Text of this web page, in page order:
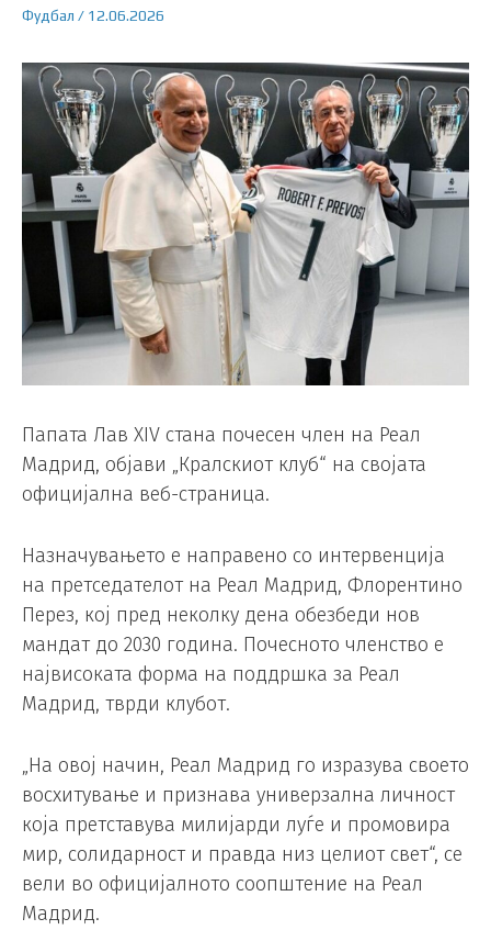
Фудбал / 12.06.2026
Папата Лав XIV стана почесен член на Реал
Мадрид, објави „Кралскиот клуб“ на својата
официјална веб-страница.
Назначувањето е направено со интервенција
на претседателот на Реал Мадрид, Флорентино
Перез, кој пред неколку дена обезбеди нов
мандат до 2030 година. Почесното членство е
највисоката форма на поддршка за Реал
Мадрид, тврди клубот.
„На овој начин, Реал Мадрид го изразува своето
восхитување и признава универзална личност
која претставува милијарди луѓе и промовира
мир, солидарност и правда низ целиот свет“, се
вели во официјалното соопштение на Реал
Мадрид.